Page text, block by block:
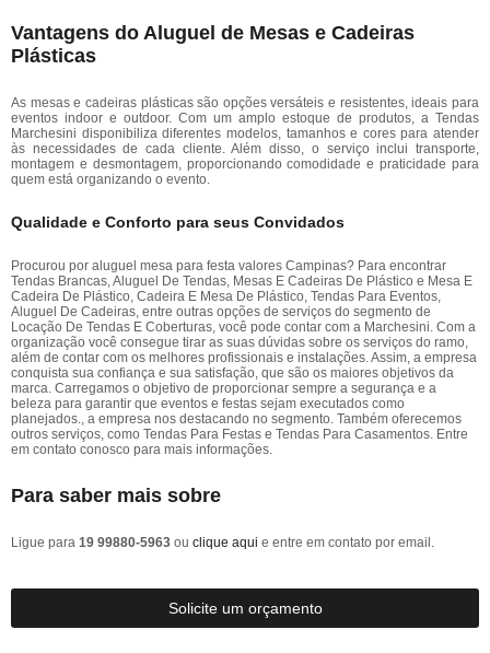
Vantagens do Aluguel de Mesas e Cadeiras
Plásticas
As mesas e cadeiras plásticas são opções versáteis e resistentes, ideais para
eventos indoor e outdoor. Com um amplo estoque de produtos, a Tendas
Marchesini disponibiliza diferentes modelos, tamanhos e cores para atender
às necessidades de cada cliente. Além disso, o serviço inclui transporte,
montagem e desmontagem, proporcionando comodidade e praticidade para
quem está organizando o evento.
Qualidade e Conforto para seus Convidados
Procurou por aluguel mesa para festa valores Campinas? Para encontrar
Tendas Brancas, Aluguel De Tendas, Mesas E Cadeiras De Plástico e Mesa E
Cadeira De Plástico, Cadeira E Mesa De Plástico, Tendas Para Eventos,
Aluguel De Cadeiras, entre outras opções de serviços do segmento de
Locação De Tendas E Coberturas, você pode contar com a Marchesini. Com a
organização você consegue tirar as suas dúvidas sobre os serviços do ramo,
além de contar com os melhores profissionais e instalações. Assim, a empresa
conquista sua confiança e sua satisfação, que são os maiores objetivos da
marca. Carregamos o objetivo de proporcionar sempre a segurança e a
beleza para garantir que eventos e festas sejam executados como
planejados., a empresa nos destacando no segmento. Também oferecemos
outros serviços, como Tendas Para Festas e Tendas Para Casamentos. Entre
em contato conosco para mais informações.
Para saber mais sobre
Ligue para 19 99880-5963 ou clique aqui e entre em contato por email.
Solicite um orçamento